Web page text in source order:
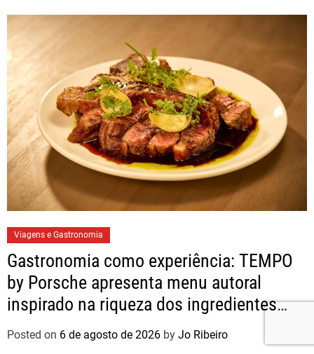
Viagens e Gastronomia
Gastronomia como experiência: TEMPO
by Porsche apresenta menu autoral
inspirado na riqueza dos ingredientes
brasileiros
Posted on 6 de agosto de 2026 by Jo Ribeiro